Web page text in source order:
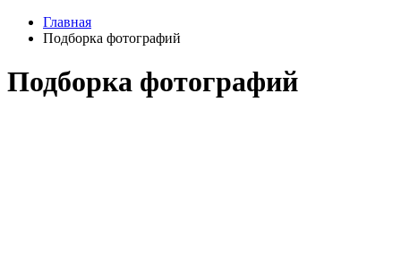
Главная
Подборка фотографий
Подборка фотографий